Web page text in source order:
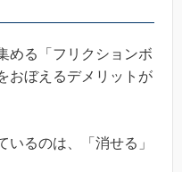
める「フリクションボ
おぼえるデメリットが
いるのは、「消せる」